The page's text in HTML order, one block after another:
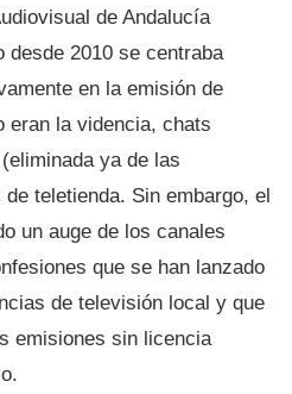
de Andalucía
desde 2010 se centraba
en la emisión de
eran la videncia, chats
ya de las
teletienda. Sin embargo, el
un auge de los canales
que se han lanzado
de televisión local y que
emisiones sin licencia